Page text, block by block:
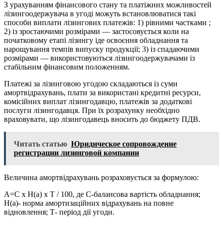
З урахуванням фінансового стану та платіжних можливостей
лізингоодержувача в угоді можуть встановлюватися такі
способи виплати лізингових платежів: 1) рівними частками ;
2) із зростаючими розмірами — застосовується коли на
початковому етапі лізингу іде освоєння обладнання та
нарощування темпів випуску продукції; 3) із спадаючими
розмірами — використовуються лізингоодержувачами із
стабільним фінансовим положенням.
Платежі за лізинговою угодою складаються із суми
амортвідрахувань, плати за використані кредитні ресурси,
комісійних виплат лізингодавцю, платежів за додаткові
послуги лізингодавця. При їх розрахунку необхідно
враховувати, що лізингодавець вносить до бюджету ПДВ.
Читать статью Юридическое сопровождение
регистрации лизинговой компании
Величина амортвідрахувань розраховується за формулою:
А=С х Н(а) х Т / 100, де С-балансова вартість обладнання;
Н(а)- норма амортизаційних відрахувань на повне
відновлення; Т- період дії угоди.